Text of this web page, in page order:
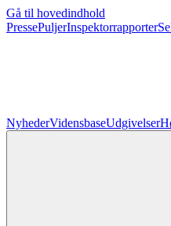
Gå til hovedindhold
PressePuljerInspektorrapporter
NyhederVidensbaseUdgivelser